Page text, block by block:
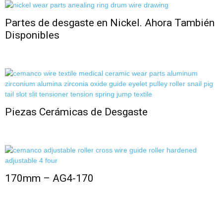
Partes de desgaste en Nickel. Ahora También
Disponibles
Piezas Cerámicas de Desgaste
170mm – AG4-170